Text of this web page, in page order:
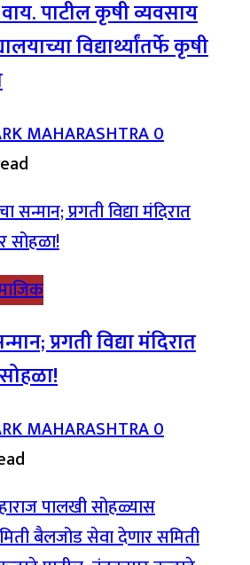
पाटील कृषी व्यवसाय
विद्यार्थ्यांतर्फे कृषी
MAHARASHTRA0
प्रगती विद्या मंदिरात
MAHARASHTRA0